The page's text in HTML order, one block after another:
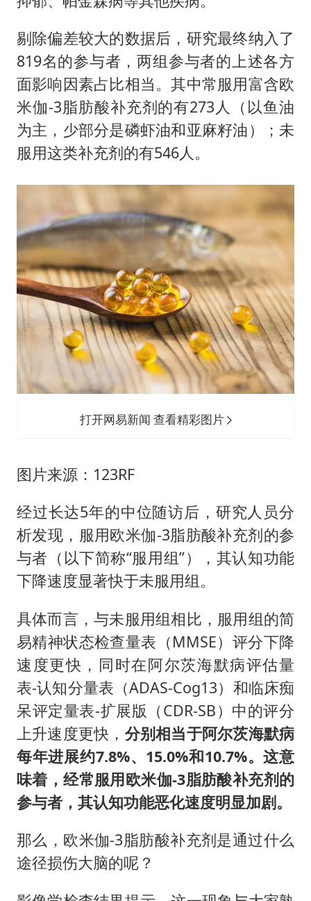
剔除偏差较大的数据后，研究最终纳入了
819名的参与者，两组参与者的上述各方
面影响因素占比相当。其中常服用富含欧
米伽-3脂肪酸补充剂的有273人（以鱼油
为主，少部分是磷虾油和亚麻籽油）；未
服用这类补充剂的有546人。
打开网易新闻 查看精彩图片
图片来源：123RF
经过长达5年的中位随访后，研究人员分
析发现，服用欧米伽-3脂肪酸补充剂的参
与者（以下简称“服用组”），其认知功能
下降速度显著快于未服用组。
具体而言，与未服用组相比，服用组的简
易精神状态检查量表（MMSE）评分下降
速度更快，同时在阿尔茨海默病评估量
表-认知分量表（ADAS-Cog13）和临床痴
呆评定量表-扩展版（CDR-SB）中的评分
上升速度更快， 分别相当于阿尔茨海默病
每年进展约7.8%、15.0%和10.7%。这意
味着，经常服用欧米伽-3脂肪酸补充剂的
参与者，其认知功能恶化速度明显加剧。
那么，欧米伽-3脂肪酸补充剂是通过什么
途径损伤大脑的呢？